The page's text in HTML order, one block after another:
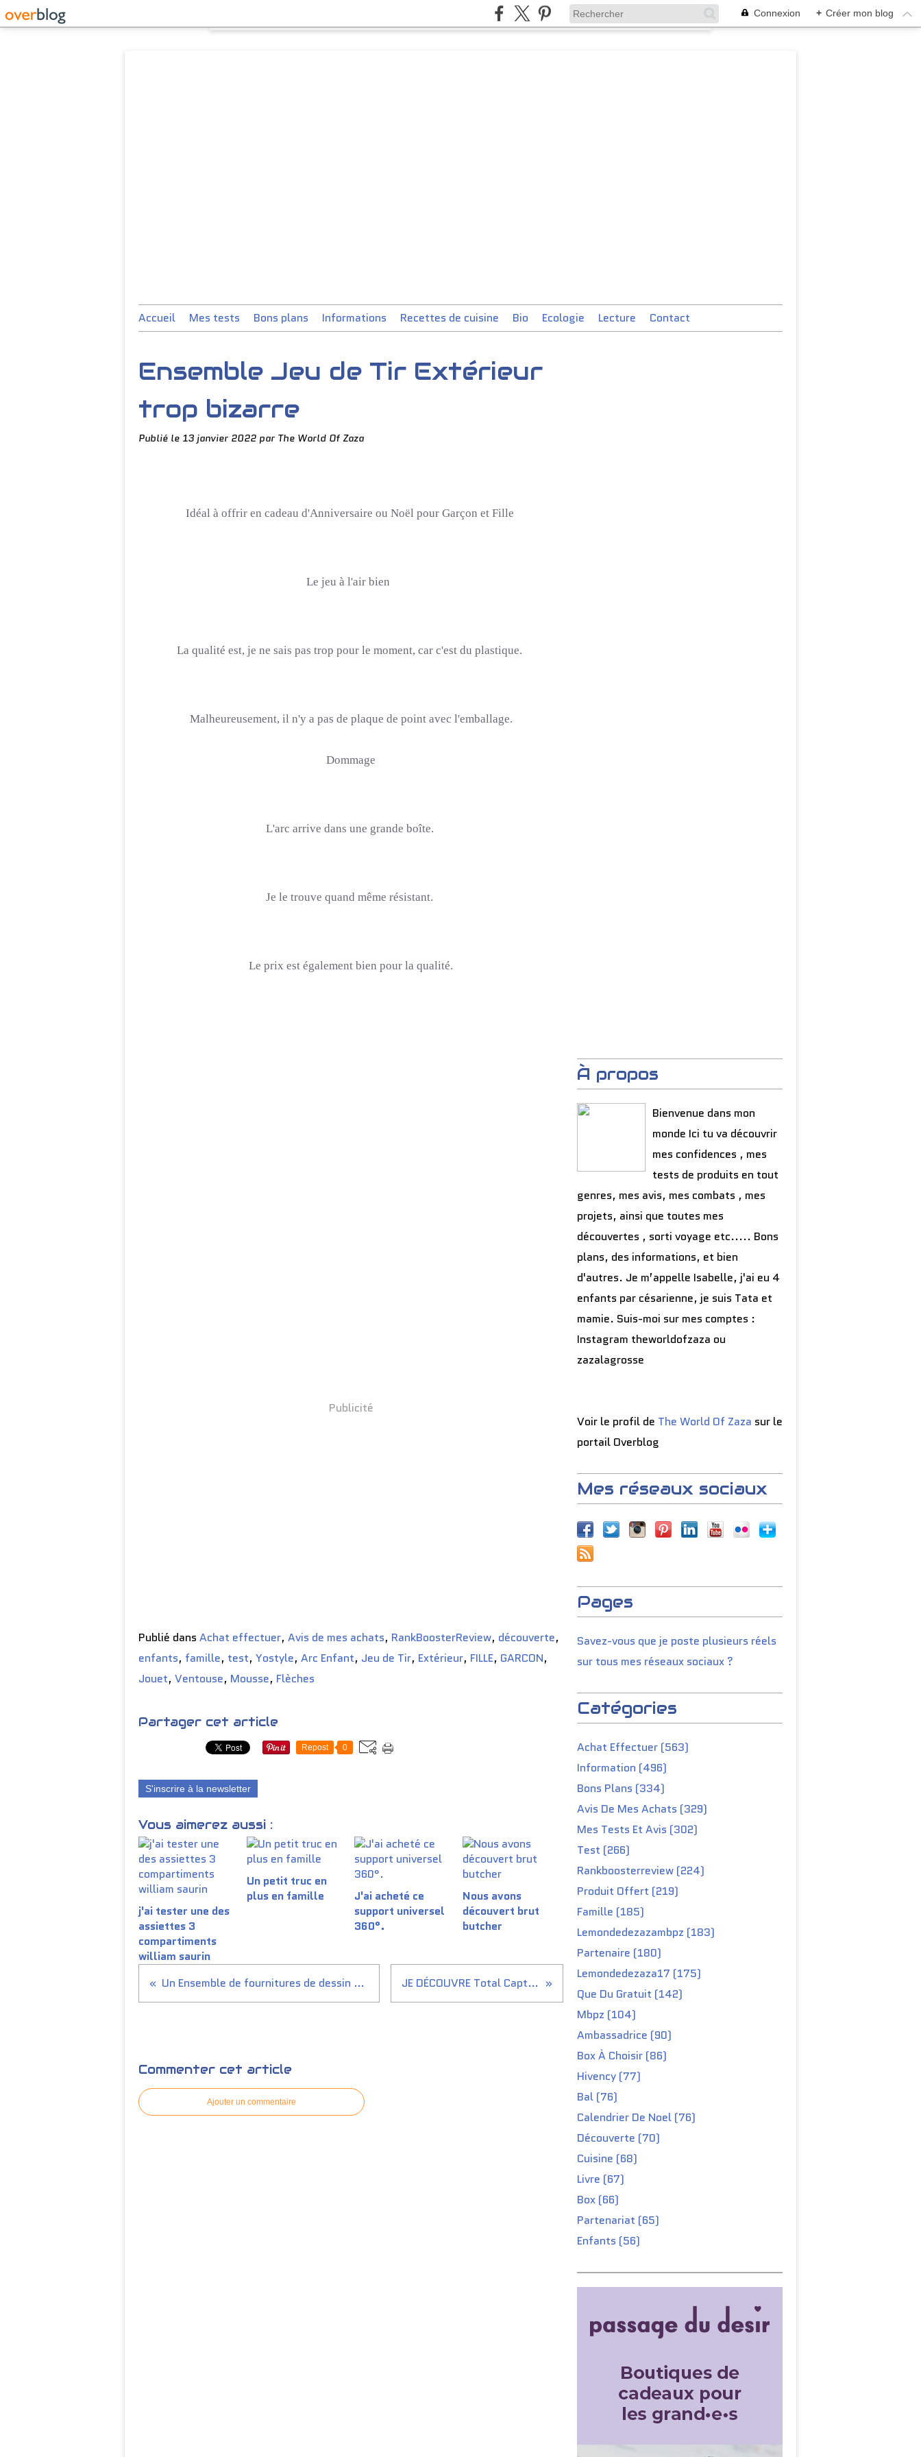
Connexion + Créer mon blog
Accueil Mes tests Bons plans Informations Recettes de cuisine Bio Ecologie Lecture Contact
Ensemble Jeu de Tir Extérieur
trop bizarre
Publié le 13 janvier 2022 par The World Of Zaza
Idéal à offrir en cadeau d'Anniversaire ou Noël pour Garçon et Fille
Le jeu à l'air bien
La qualité est, je ne sais pas trop pour le moment, car c'est du plastique.
Malheureusement, il n'y a pas de plaque de point avec l'emballage.
Dommage
L'arc arrive dans une grande boîte.
Je le trouve quand même résistant.
Le prix est également bien pour la qualité.
Publicité
Publié dans Achat effectuer, Avis de mes achats, RankBoosterReview, découverte,
enfants, famille, test, Yostyle, Arc Enfant, Jeu de Tir, Extérieur, FILLE, GARCON,
Jouet, Ventouse, Mousse, Flèches
Partager cet article
Repost 0
S'inscrire à la newsletter
Vous aimerez aussi :
j'ai tester une des
assiettes 3
compartiments
william saurin
Un petit truc en
plus en famille
J'ai acheté ce
support universel
360°.
Nous avons
découvert brut
butcher
Un Ensemble de fournitures de dessin et de croquis JE DÉCOUVRE Total Capteur EAFIT
Commenter cet article
Ajouter un commentaire
À propos
Bienvenue dans mon
monde Ici tu va découvrir
mes confidences , mes
tests de produits en tout
genres, mes avis, mes combats , mes
projets, ainsi que toutes mes
découvertes , sorti voyage etc..... Bons
plans, des informations, et bien
d'autres. Je m’appelle Isabelle, j'ai eu 4
enfants par césarienne, je suis Tata et
mamie. Suis-moi sur mes comptes :
Instagram theworldofzaza ou
zazalagrosse
Voir le profil de The World Of Zaza sur le
portail Overblog
Mes réseaux sociaux
Pages
Savez-vous que je poste plusieurs réels
sur tous mes réseaux sociaux ?
Catégories
Achat Effectuer (563)
Information (496)
Bons Plans (334)
Avis De Mes Achats (329)
Mes Tests Et Avis (302)
Test (266)
Rankboosterreview (224)
Produit Offert (219)
Famille (185)
Lemondedezazambpz (183)
Partenaire (180)
Lemondedezaza17 (175)
Que Du Gratuit (142)
Mbpz (104)
Ambassadrice (90)
Box À Choisir (86)
Hivency (77)
Bal (76)
Calendrier De Noel (76)
Découverte (70)
Cuisine (68)
Livre (67)
Box (66)
Partenariat (65)
Enfants (56)